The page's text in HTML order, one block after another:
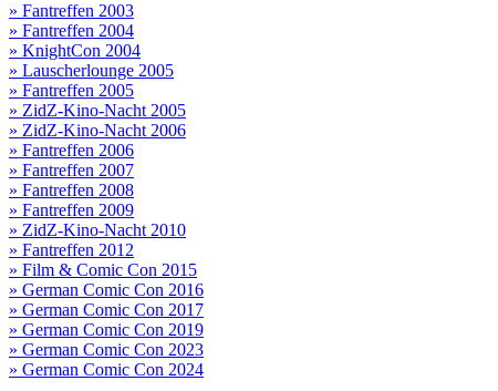
» Fantreffen 2003
» Fantreffen 2004
» KnightCon 2004
» Lauscherlounge 2005
» Fantreffen 2005
» ZidZ-Kino-Nacht 2005
» ZidZ-Kino-Nacht 2006
» Fantreffen 2006
» Fantreffen 2007
» Fantreffen 2008
» Fantreffen 2009
» ZidZ-Kino-Nacht 2010
» Fantreffen 2012
» Film & Comic Con 2015
» German Comic Con 2016
» German Comic Con 2017
» German Comic Con 2019
» German Comic Con 2023
» German Comic Con 2024